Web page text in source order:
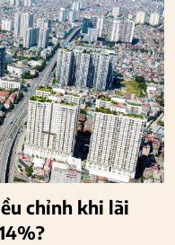
chỉnh khi lãi